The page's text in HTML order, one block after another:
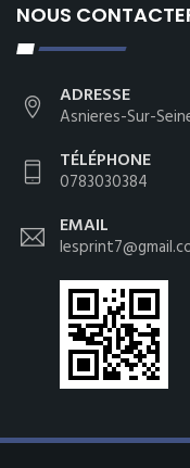
NOUS
ADRESSE
Asnieres-Sur-
TÉLÉPHONE
0783030384
EMAIL